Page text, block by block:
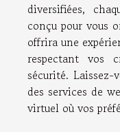
diversifiées,
conçu pour vous
offrira une
respectant vos
sécurité. Laissez-
des services de
virtuel où vos